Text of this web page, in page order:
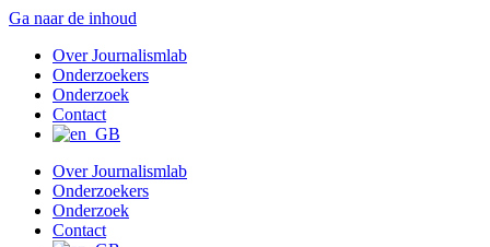
Ga naar de inhoud
Over Journalismlab
Onderzoekers
Onderzoek
Contact
Over Journalismlab
Onderzoekers
Onderzoek
Contact